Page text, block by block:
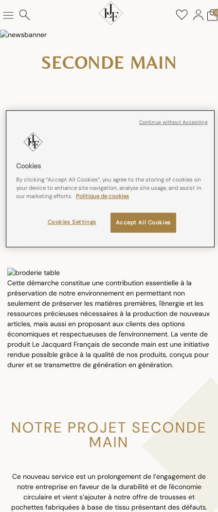
0
SECONDE MAIN
Le Jacquard Français poursuit son engagement pour une
production éthique et responsable en déployant une offre
seconde main. Pionniers dans le secteur du linge de maison à
seconde vie à nos produits en vous offrant la possibilité de
revendre les nappes et les chemins de table qui dorment dans
vos placards et d’acheter des produits de seconde main remis
à neuf !
En donnant une seconde chance aux produits, nous leur offrons
l’opportunité de poursuivre leur existence et de ne pas être
jetés.
Cette démarche constitue une contribution essentielle à la
préservation de notre environnement en permettant non
seulement de préserver les matières premières, l'énergie et les
ressources précieuses nécessaires à la production de nouveaux
articles, mais aussi en proposant aux clients des options
économiques et respectueuses de l'environnement. La vente de
produit Le Jacquard Français de seconde main est une initiative
rendue possible grâce à la qualité de nos produits, conçus pour
durer et se transmettre de génération en génération.
NOTRE PROJET SECONDE
MAIN
Ce nouveau service est un prolongement de l’engagement de
notre entreprise en faveur de la durabilité et de l'économie
circulaire et vient s’ajouter à notre offre de trousses et
pochettes fabriquées à base de tissu présentant des défauts.
Cookies
By clicking “Accept All Cookies”, you agree to the storing of cookies on
your device to enhance site navigation, analyze site usage, and assist in
our marketing efforts. Politique de cookies
Accept All Cookies
Cookies Settings
Continue without Accepting